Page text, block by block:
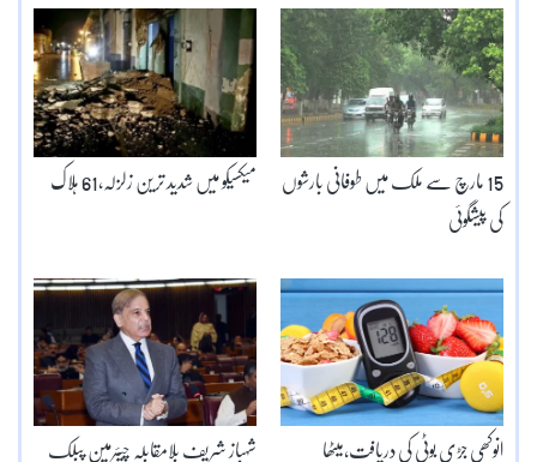
میکسیکو میں شدید ترین زلزلہ،61 ہلاک 15 مارچ سے ملک میں طوفانی بارشوں
کی پیشگوئی
شہباز شریف بلامقابلہ چیئرمین پبلک انوکھی جڑی بوٹی کی دریافت،میٹھا